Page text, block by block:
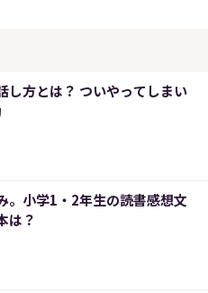
し方とは？ ついやってしまい
。小学1・2年生の読書感想文
は？